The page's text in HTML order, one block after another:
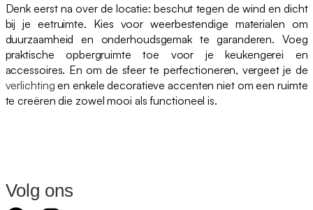
Denk eerst na over de locatie: beschut tegen de wind en dicht
bij je eetruimte. Kies voor weerbestendige materialen om
duurzaamheid en onderhoudsgemak te garanderen. Voeg
praktische opbergruimte toe voor je keukengerei en
accessoires. En om de sfeer te perfectioneren, vergeet je de
verlichting en enkele decoratieve accenten niet om een ruimte
te creëren die zowel mooi als functioneel is.
Volg ons